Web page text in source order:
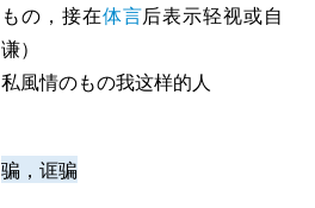
もの，接在体言后表示轻视或自
谦）
私風情のもの我这样的人
骗，诓骗